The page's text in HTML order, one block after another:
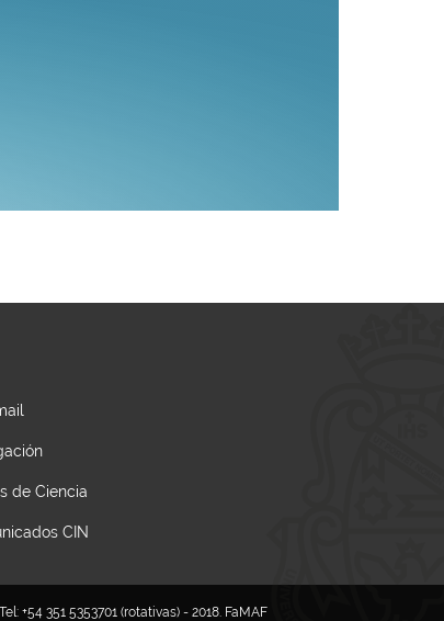
de Ciencia
CIN
+54 351 5353701 (rotativas) - 2018. FaMAF